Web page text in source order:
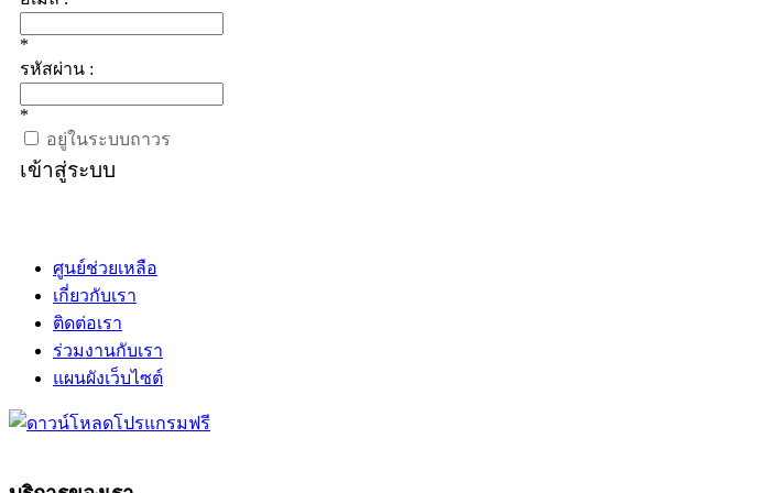
*
รหัสผ่าน :
*
อยู่ในระบบถาวร
เข้าสู่ระบบ
ศูนย์ช่วยเหลือ
เกี่ยวกับเรา
ติดต่อเรา
ร่วมงานกับเรา
แผนผังเว็บไซต์